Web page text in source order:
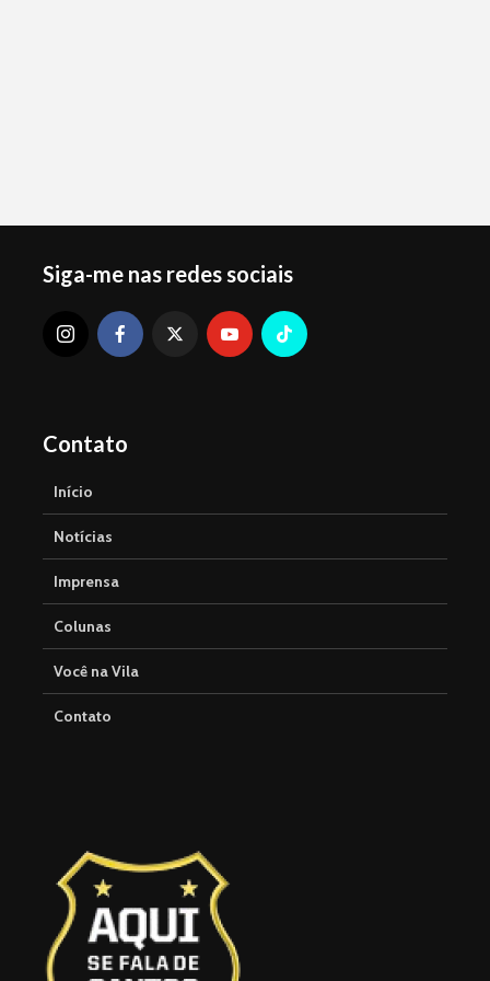
Siga-me nas redes sociais
Contato
Início
Notícias
Imprensa
Colunas
Você na Vila
Contato